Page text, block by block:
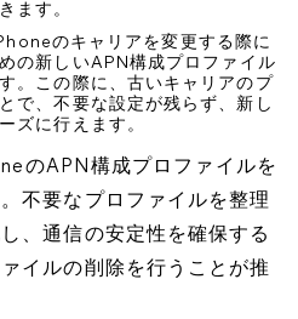
ます。
のキャリアを変更する際に
の新しいAPN構成プロファイル
。この際に、古いキャリアのプ
で、不要な設定が残らず、新し
ズに行えます。
のAPN構成プロファイルを
不要なプロファイルを整理
、通信の安定性を確保する
イルの削除を行うことが推